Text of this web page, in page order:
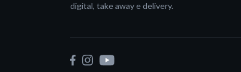
digital, take away e delivery.